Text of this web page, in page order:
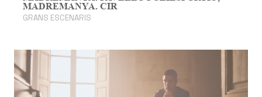
MADREMANYA. CIR
GRANS ESCENARIS